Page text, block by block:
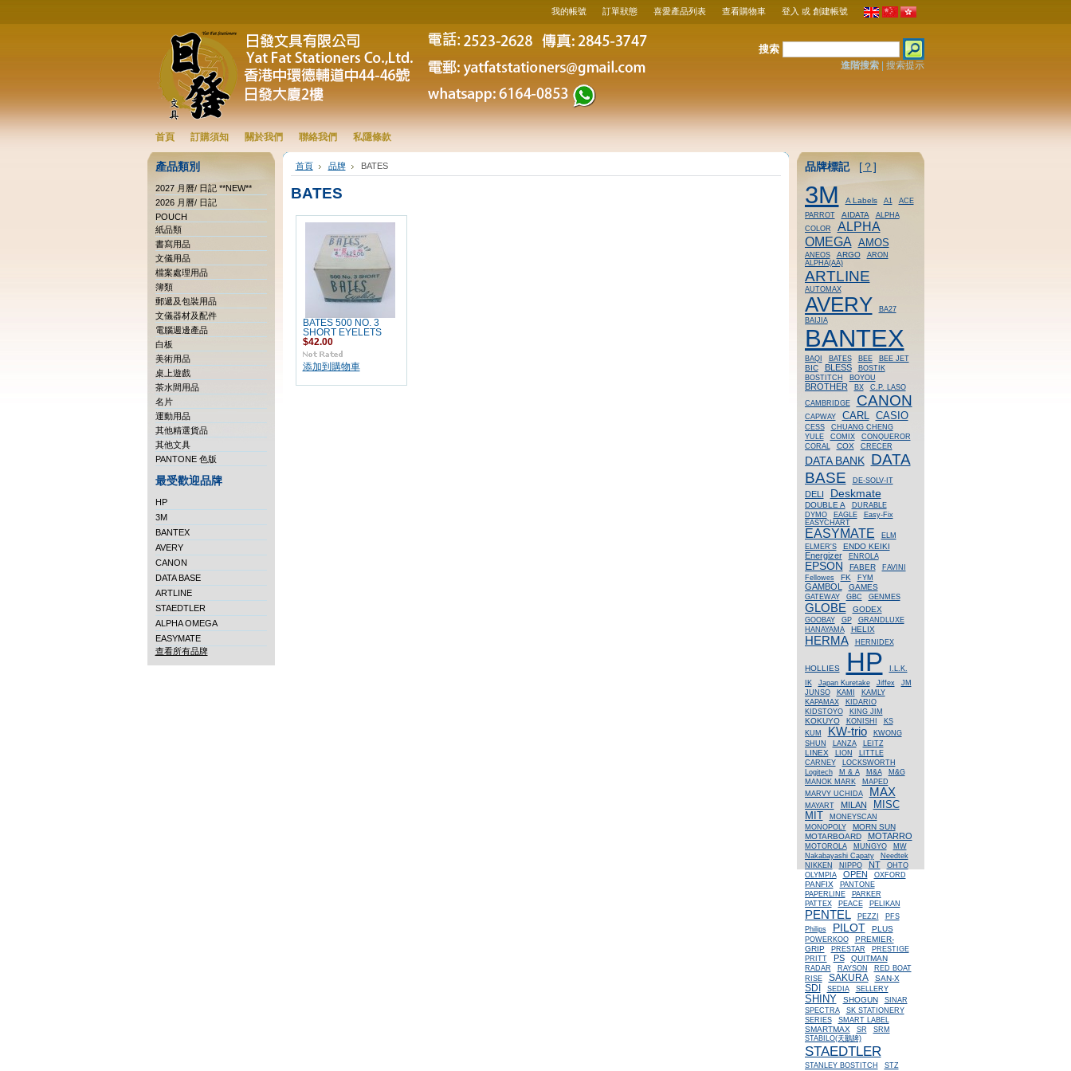
我的帳號 訂單狀態 喜愛產品列表 查看購物車 登入 或 創建帳號
搜索
進階搜索| 搜索提示
首頁 訂購須知 關於我們 聯絡我們 私隱條款
產品類別
2027 月曆/ 日記 **NEW**
2026 月曆/ 日記
POUCH
紙品類
書寫用品
文儀用品
檔案處理用品
簿類
郵遞及包裝用品
文儀器材及配件
電腦週邊產品
白板
美術用品
桌上遊戲
茶水間用品
名片
運動用品
其他精選貨品
其他文具
PANTONE 色版
最受歡迎品牌
HP
3M
BANTEX
AVERY
CANON
DATA BASE
ARTLINE
STAEDTLER
ALPHA OMEGA
EASYMATE
查看所有品牌
首頁 品牌 BATES
BATES
BATES 500 NO. 3
SHORT EYELETS
$42.00
添加到購物車
品牌標記 [？]
3M A Labels A1
ACE
PARROT
AIDATA
ALPHA
COLOR
ALPHA
OMEGA AMOS
ANEOS ARGO
ARON
ALPHA(AA)
ARTLINE
AUTOMAX
AVERY
BA27
BAIJIA
BANTEX
BAQI BATES BEE BEE JET
BIC BLESS
BOSTIK
BOSTITCH
BOYOU
BROTHER BX
C.P. LASO
CAMBRIDGE
CANON
CAPWAY CARL CASIO
CESS
CHUANG CHENG
YULE
COMIX
CONQUEROR
CORAL
COX CRECER
DATA BANK DATA
BASE
DE-SOLV-IT
DELI Deskmate
DOUBLE A
DURABLE
DYMO
EAGLE
Easy-Fix
EASYCHART
EASYMATE
ELM
ELMER'S
ENDO KEIKI
Energizer ENROLA
EPSON FABER
FAVINI
Fellowes
FK FYM
GAMBOL GAMES
GATEWAY GBC GENMES
GLOBE GODEX
GOOBAY GP
GRANDLUXE
HANAYAMA
HELIX
HERMA HERNIDEX
HOLLIES HP
I.L.K.
IK
Japan Kuretake Jiffex
JM
JUNSO
KAMI
KAMLY
KAPAMAX
KIDARIO
KIDSTOYO
KING JIM
KOKUYO KONISHI
KS
KUM
KW-trio
KWONG
SHUN
LANZA LEITZ
LINEX LION
LITTLE
CARNEY
LOCKSWORTH
Logitech
M & A M&A
M&G
MANOK MARK
MAPED
MARVY UCHIDA
MAX
MAYART MILAN MISC
MIT
MONEYSCAN
MONOPOLY
MORN SUN
MOTARBOARD
MOTARRO
MOTOROLA MUNGYO
MW
Nakabayashi Capaty
Needtek
NIKKEN
NIPPO NT
OHTO
OLYMPIA
OPEN OXFORD
PANFIX
PANTONE
PAPERLINE
PARKER
PATTEX
PEACE PELIKAN
PENTEL PEZZI
PFS
Philips
PILOT PLUS
POWERKOO
PREMIER-
GRIP
PRESTAR
PRESTIGE
PRITT
PS QUITMAN
RADAR RAYSON
RED BOAT
RISE
SAKURA SAN-X
SDI SEDIA SELLERY
SHINY SHOGUN
SINAR
SPECTRA
SK STATIONERY
SERIES
SMART LABEL
SMARTMAX SR
SRM
STABILO(天鵝牌)
STAEDTLER
STANLEY BOSTITCH STZ